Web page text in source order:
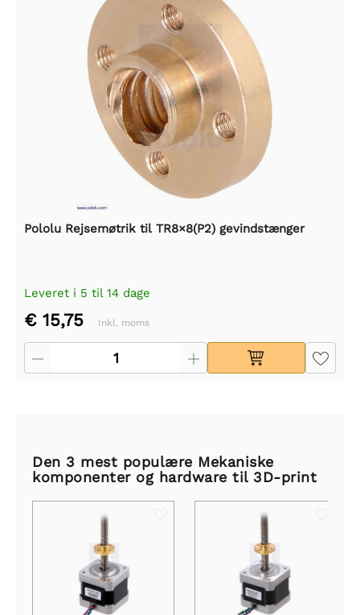
Pololu Rejsemøtrik til TR8×8(P2) gevindstænger
Leveret i 5 til 14 dage
€ 15,75 Inkl. moms
Den 3 mest populære Mekaniske
komponenter og hardware til 3D-print